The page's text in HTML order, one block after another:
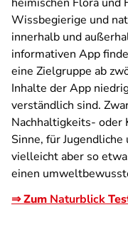
Wissbegierige und
innerhalb und
informativen App
eine Zielgruppe ab
Inhalte der App
verständlich sind.
Nachhaltigkeits- oder
Sinne, für
vielleicht aber so
einen
⇒ Zum Naturblick